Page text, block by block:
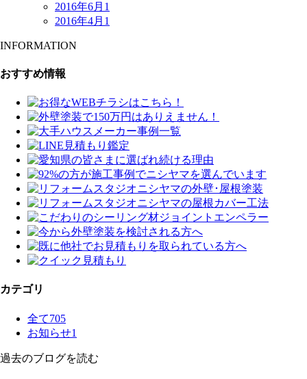
2016年6月 1
2016年4月 1
INFORMATION
おすすめ情報
カテゴリ
全て705
お知らせ1
過去のブログを読む